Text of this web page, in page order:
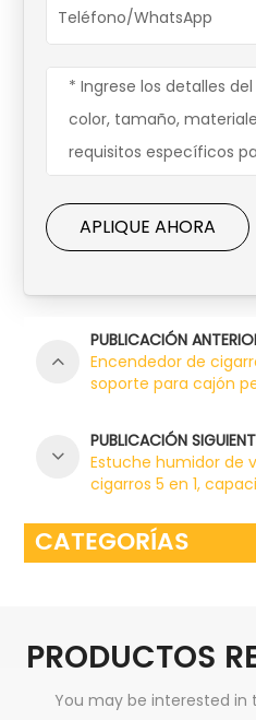
APLIQUE AHORA
PUBLICACIÓN
Encendedor de
soporte para cajón
PUBLICACIÓN
Estuche humidor de
cigarros 5 en 1,
CATEGORÍAS
PRODUCTOS
You may be interested in